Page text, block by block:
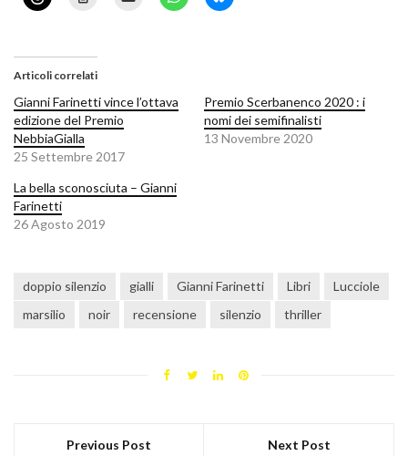
Articoli correlati
Gianni Farinetti vince l’ottava
edizione del Premio
NebbiaGialla
25 Settembre 2017
Premio Scerbanenco 2020 : i
nomi dei semifinalisti
13 Novembre 2020
La bella sconosciuta – Gianni
Farinetti
26 Agosto 2019
doppio silenzio gialli Gianni Farinetti Libri
Lucciole
marsilio
noir recensione silenzio thriller
Previous Post Next Post